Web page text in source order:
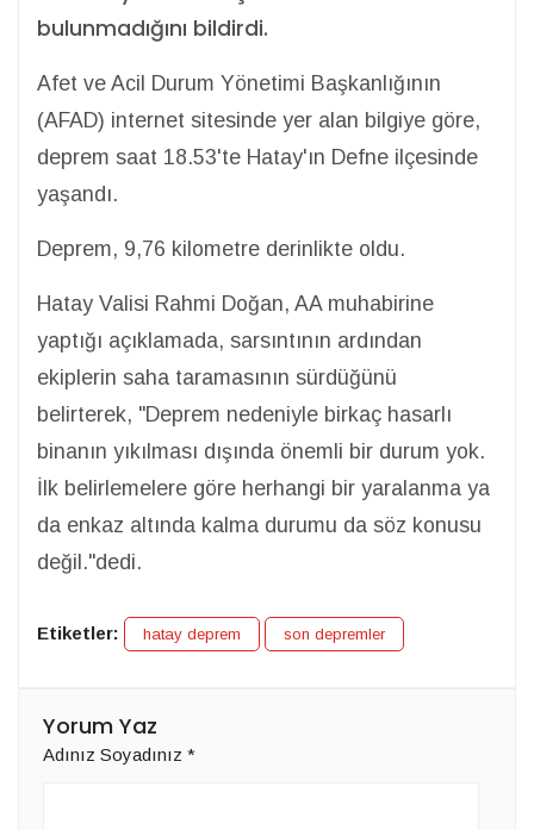
bulunmadığını bildirdi.
Afet ve Acil Durum Yönetimi Başkanlığının
(AFAD) internet sitesinde yer alan bilgiye göre,
deprem saat 18.53'te Hatay'ın Defne ilçesinde
yaşandı.
Deprem, 9,76 kilometre derinlikte oldu.
Hatay Valisi Rahmi Doğan, AA muhabirine
yaptığı açıklamada, sarsıntının ardından
ekiplerin saha taramasının sürdüğünü
belirterek, "Deprem nedeniyle birkaç hasarlı
binanın yıkılması dışında önemli bir durum yok.
İlk belirlemelere göre herhangi bir yaralanma ya
da enkaz altında kalma durumu da söz konusu
değil."dedi.
Etiketler: hatay deprem son depremler
Yorum Yaz
Adınız Soyadınız *